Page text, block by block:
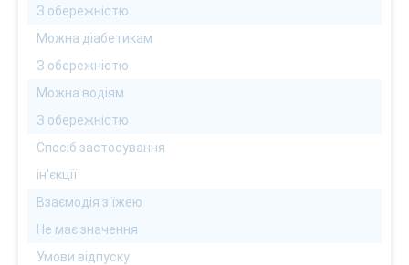
З обережністю
Можна діабетикам
З обережністю
Можна водіям
З обережністю
Спосіб застосування
ін'єкції
Взаємодія з їжею
Не має значення
Умови відпуску